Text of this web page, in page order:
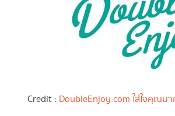
Credit : DoubleEnjoy.com ใส่ใจคุณม